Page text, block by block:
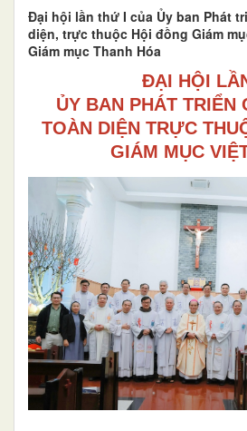
Đại hội lần thứ I của Ủy ban Phát
diện, trực thuộc Hội đồng Giám
Giám mục Thanh Hóa
ĐẠI HỘI
ỦY BAN PHÁT TRIỂN
TOÀN DIỆN TRỰC
GIÁM MỤC